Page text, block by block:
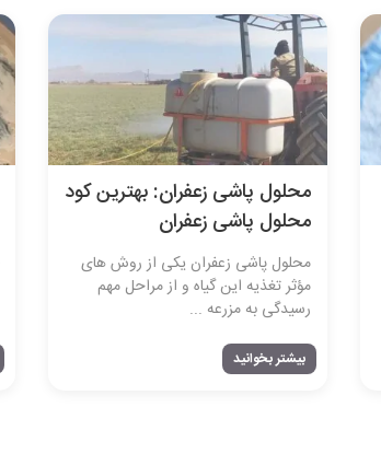
محلول پاشی زعفران: بهترین کود
محلول پاشی زعفران
محلول پاشی زعفران یکی از روش‌ های
مؤثر تغذیه این گیاه و از مراحل مهم
رسیدگی به مزرعه ...
بیشتر بخوانید